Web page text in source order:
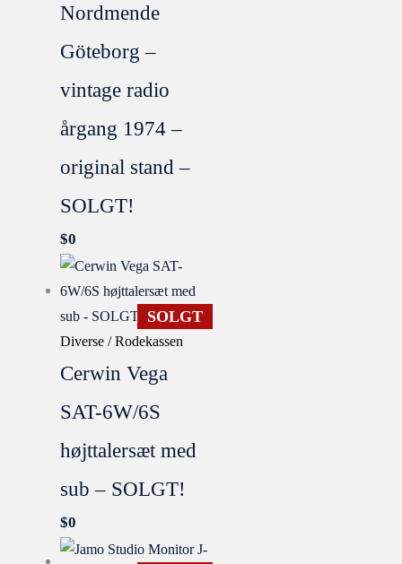
Nordmende
Göteborg –
vintage radio
årgang 1974 –
original stand –
SOLGT!
$0
SOLGT
Diverse / Rodekassen
Cerwin Vega
SAT-6W/6S
højttalersæt med
sub – SOLGT!
$0